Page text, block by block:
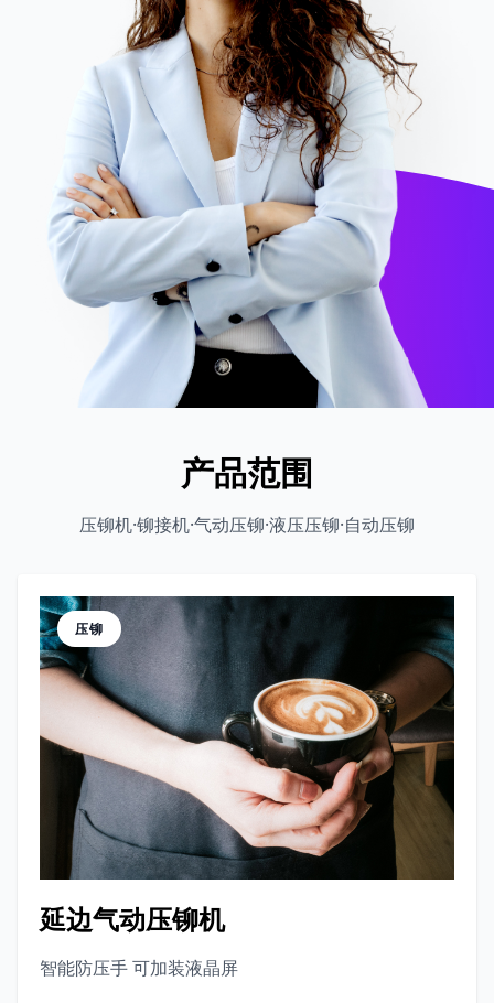
产品范围
压铆机·铆接机·气动压铆·液压压铆·自动压铆
压铆
延边气动压铆机
智能防压手 可加装液晶屏